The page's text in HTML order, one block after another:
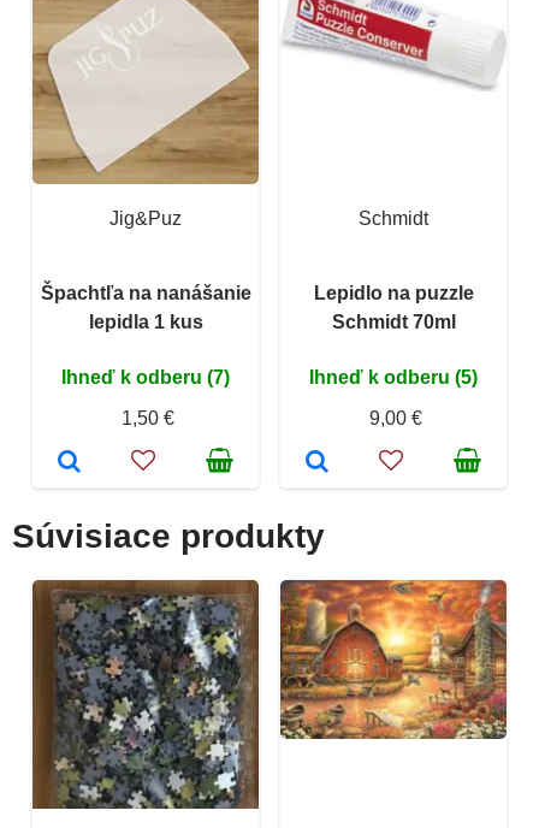
Jig&Puz
Špachtľa na nanášanie
lepidla 1 kus
Ihneď k odberu (7)
1,50 €
Schmidt
Lepidlo na puzzle
Schmidt 70ml
Ihneď k odberu (5)
9,00 €
Súvisiace produkty